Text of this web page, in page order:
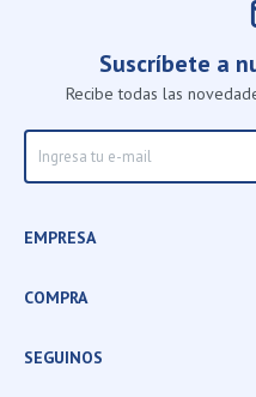
Suscríbete a
Recibe todas las
EMPRESA
COMPRA
SEGUINOS